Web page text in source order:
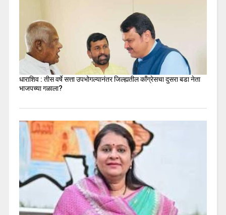
धाराशिव : तीस वर्षे सत्ता उपभोगल्यानंतर जिल्ह्यतील कॉंग्रेसचा दुसरा बडा नेता
भाजपच्या गळाला?